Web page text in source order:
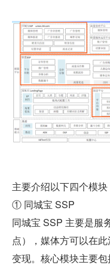
主要介绍以下四个模块
① 同城宝 SSP
同城宝 SSP 主要是服
点），媒体方可以在
变现。核心模块主要包